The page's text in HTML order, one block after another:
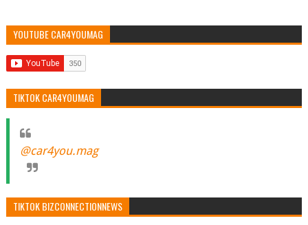
YOUTUBE CAR4YOUMAG
TIKTOK CAR4YOUMAG
@car4you.mag
TIKTOK BIZCONNECTIONNEWS